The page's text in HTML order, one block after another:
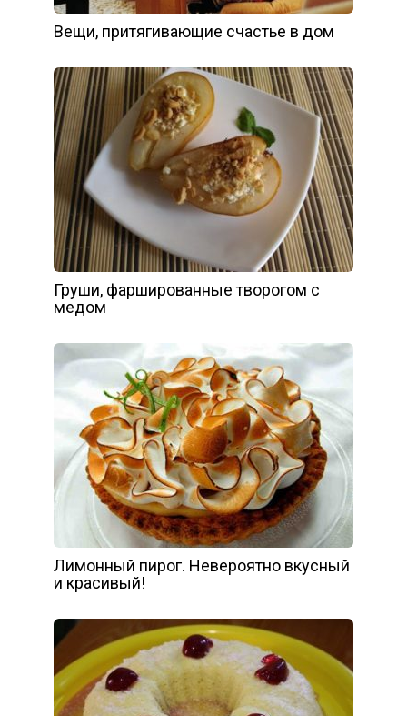
Вещи, притягивающие счастье в дом
Груши, фаршированные творогом с
медом
Лимонный пирог. Невероятно вкусный
и красивый!